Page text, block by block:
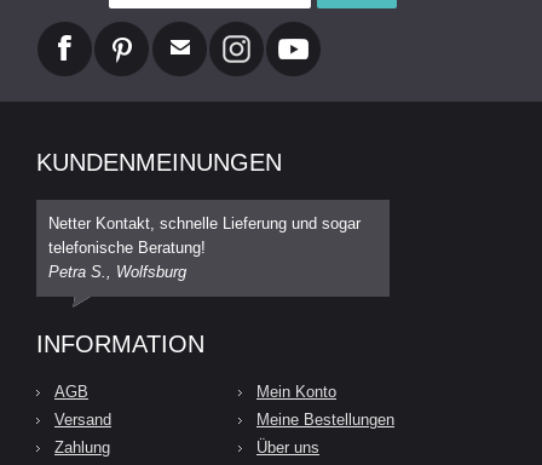
KUNDENMEINUNGEN
Netter Kontakt, schnelle Lieferung und sogar
telefonische Beratung!
Petra S., Wolfsburg
INFORMATION
AGB
Versand
Zahlung
Mein Konto
Meine Bestellungen
Über uns